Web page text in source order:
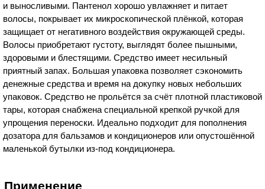
и выносливыми. Пантенол хорошо увлажняет и питает
волосы, покрывает их микроскопической плёнкой, которая
защищает от негативного воздействия окружающей среды.
Волосы приобретают густоту, выглядят более пышными,
здоровыми и блестящими. Средство имеет несильный
приятный запах. Большая упаковка позволяет сэкономить
денежные средства и время на докупку новых небольших
упаковок. Средство не прольётся за счёт плотной пластиковой
тары, которая снабжена специальной крепкой ручкой для
упрощения переноски. Идеально подходит для пополнения
дозатора для бальзамов и кондиционеров или опустошённой
маленькой бутылки из-под кондиционера.
Применение